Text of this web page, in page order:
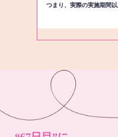
つまり、実際の実施期間